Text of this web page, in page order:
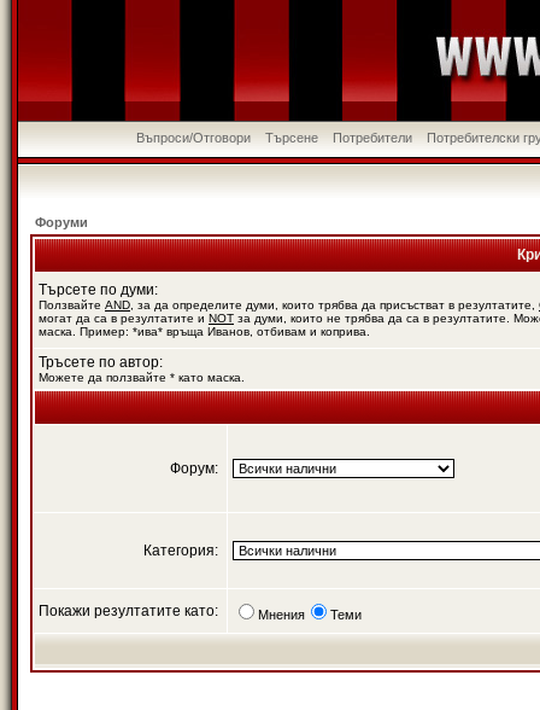
Въпроси/Отговори Търсене Потребители Потребителски
Форуми
Търсете по думи:
Ползвайте AND , за да определите думи, които трябва да присъстват в резултатите,
могат да са в резултатите и NOT за думи, които не трябва да са в резултатите.
маска. Пример: *ива* връща Иванов, отбивам и коприва.
Тръсете по автор:
Можете да ползвайте * като маска.
Форум:
Категория:
Покажи резултатите като: Мнения Теми